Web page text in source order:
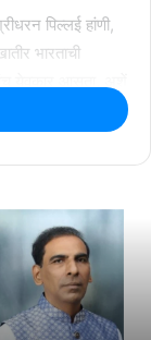
पिल्लई हांणी,
भारताची
शांतीकाय,
घटमूट जाता, अशेंय
‘देश राग’